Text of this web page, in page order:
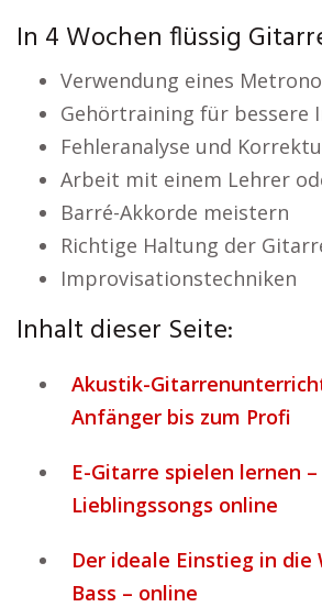
In 4 Wochen flüssig
Verwendung eines
Gehörtraining für bessere
Fehleranalyse und
Arbeit mit einem Lehrer
Barré-Akkorde meistern
Richtige Haltung der
Improvisationstechniken
Inhalt dieser Seite:
Akustik-
Anfänger bis zum Profi
E-Gitarre spielen lernen
Lieblingssongs online
Der ideale Einstieg in die
Bass – online